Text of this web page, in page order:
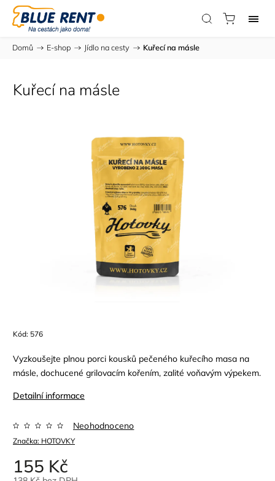
Domů / E-shop / Jídlo na cesty / Kuřecí na másle
Kuřecí na másle
Kód: 576
Vyzkoušejte plnou porci kousků pečeného kuřecího masa na
másle, dochucené grilovacím kořením, zalité voňavým výpekem.
Detailní informace
Značka: HOTOVKY
Neohodnoceno
155 Kč